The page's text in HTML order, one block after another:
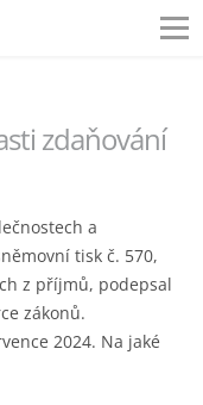
zdaňování
a
tisk č. 570,
z příjmů, podepsal
zákonů.
2024. Na jaké